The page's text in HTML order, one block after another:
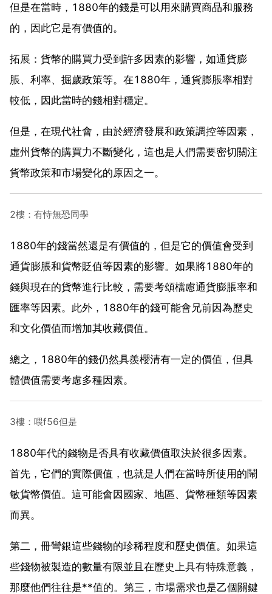
但是在當時，1880年的錢是可以用來購買商品和服務
的，因此它是有價值的。
拓展：貨幣的購買力受到許多因素的影響，如通貨膨
脹、利率、掘歲政策等。在1880年，通貨膨脹率相對
較低，因此當時的錢相對穩定。
但是，在現代社會，由於經濟發展和政策調控等因素，
虛州貨幣的購買力不斷變化，這也是人們需要密切關注
貨幣政策和市場變化的原因之一。
2樓：有恃無恐同學
1880年的錢當然還是有價值的，但是它的價值會受到
通貨膨脹和貨幣貶值等因素的影響。如果將1880年的
錢與現在的貨幣進行比較，需要考頌檔慮通貨膨脹率和
匯率等因素。此外，1880年的錢可能會兄前因為歷史
和文化價值而增加其收藏價值。
總之，1880年的錢仍然具羨櫻清有一定的價值，但具
體價值需要考慮多種因素。
3樓：喂f56但是
1880年代的錢物是否具有收藏價值取決於很多因素。
首先，它們的實際價值，也就是人們在當時所使用的鬧
敏貨幣價值。這可能會因國家、地區、貨幣種類等因素
而異。
第二，冊彎銀這些錢物的珍稀程度和歷史價值。如果這
些錢物被製造的數量有限並且在歷史上具有特殊意義，
那麼他們往往是**值的。第三，市場需求也是乙個關鍵